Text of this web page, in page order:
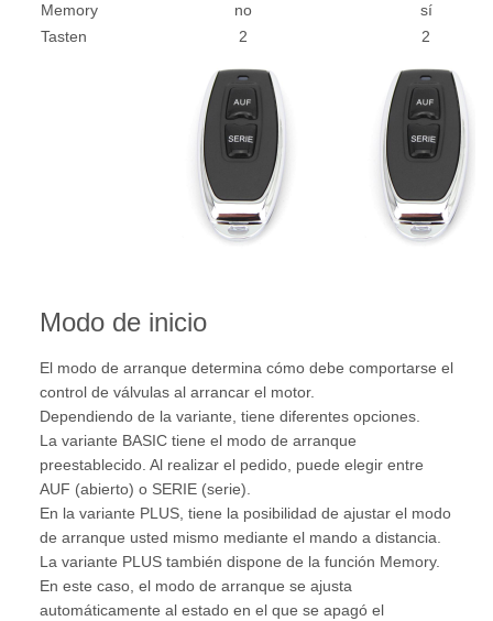
Memory
no
sí
Tasten
2 2
Modo de inicio
El modo de arranque determina cómo debe comportarse el
control de válvulas al arrancar el motor.
Dependiendo de la variante, tiene diferentes opciones.
La variante BASIC tiene el modo de arranque
preestablecido. Al realizar el pedido, puede elegir entre
AUF (abierto) o SERIE (serie).
En la variante PLUS, tiene la posibilidad de ajustar el modo
de arranque usted mismo mediante el mando a distancia.
La variante PLUS también dispone de la función Memory.
En este caso, el modo de arranque se ajusta
automáticamente al estado en el que se apagó el